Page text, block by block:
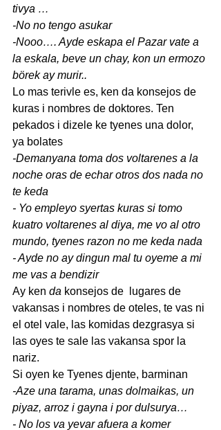
tivya …
-No no tengo asukar
-Nooo…. Ayde eskapa el Pazar vate a
la eskala, beve un chay, kon un ermozo
börek ay murir..
Lo mas terivle es, ken da konsejos de
kuras i nombres de doktores. Ten
pekados i dizele ke tyenes una dolor,
ya bolates
-Demanyana toma dos voltarenes a la
noche oras de echar otros dos nada no
te keda
- Yo empleyo syertas kuras si tomo
kuatro voltarenes al diya, me vo al otro
mundo, tyenes razon no me keda nada
- Ayde no ay dingun mal tu oyeme a mi
me vas a bendizir
Ay ken da konsejos de  lugares de
vakansas i nombres de oteles, te vas ni
el otel vale, las komidas dezgrasya si
las oyes te sale las vakansa spor la
nariz.
Si oyen ke Tyenes djente, barminan
-Aze una tarama, unas dolmaikas, un
piyaz, arroz i gayna i por dulsurya…
- No los va yevar afuera a komer